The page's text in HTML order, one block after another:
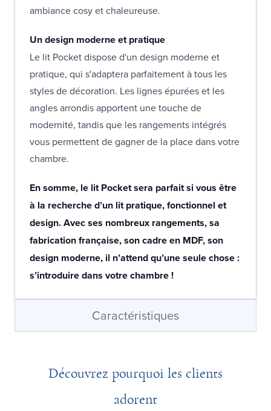
ambiance cosy et chaleureuse.
Un design moderne et pratique
Le lit Pocket dispose d'un design moderne et
pratique, qui s'adaptera parfaitement à tous les
styles de décoration. Les lignes épurées et les
angles arrondis apportent une touche de
modernité, tandis que les rangements intégrés
vous permettent de gagner de la place dans votre
chambre.
En somme, le lit Pocket sera parfait si vous être
à la recherche d’un lit pratique, fonctionnel et
design. Avec ses nombreux rangements, sa
fabrication française, son cadre en MDF, son
design moderne, il n’attend qu’une seule chose :
s’introduire dans votre chambre !
Caractéristiques
Découvrez pourquoi les clients
adorent